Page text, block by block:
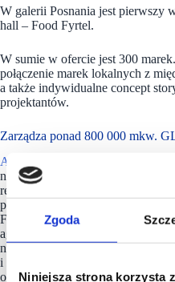
Zgoda
Niniejsza strona korzysta
W galerii Posnania jest pierwszy
hall – Food Fyrtel.
W sumie w ofercie jest 300
połączenie marek lokalnych z
a także indywidualne concept
projektantów.
Zarządza ponad 800 000 mkw.
APSYS
nieruchomości komercyjnych w
realizuje działania w segmencie
projektach mixed-use oraz
Firma powstała w 1996 roku i
agent ds. najmu, menadżer
nieruchomości. Dzięki
i specjalistycznej wiedzy wszystkie
od wielkości i lokalizacji